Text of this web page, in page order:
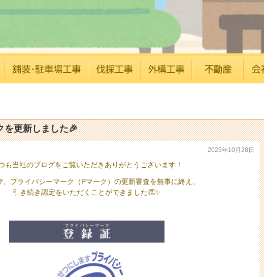
を更新しました🎉
2025年10月28日
も当社のブログをご覧いただきありがとうございます！
、プライバシーマーク（Pマーク）の更新審査を無事に終え、
引き続き認定をいただくことができました👏✨